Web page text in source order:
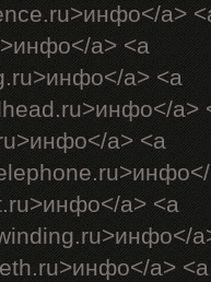
a>
a> <a
a> <a
a>
a> <a
a> <a
a> <a